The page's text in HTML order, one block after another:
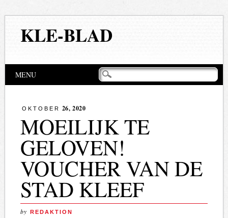
KLE-BLAD
Hoofdmenu
MENU
OKTOBER 26, 2020
MOEILIJK TE
GELOVEN!
VOUCHER VAN DE
STAD KLEEF
by REDAKTION